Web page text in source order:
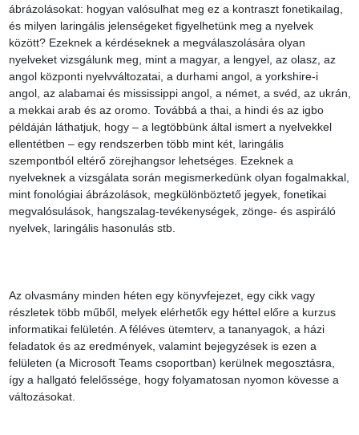
ábrázolásokat: hogyan valósulhat meg ez a kontraszt fonetikailag,
és milyen laringális jelenségeket figyelhetünk meg a nyelvek
között? Ezeknek a kérdéseknek a megválaszolására olyan
nyelveket vizsgálunk meg, mint a magyar, a lengyel, az olasz, az
angol központi nyelvváltozatai, a durhami angol, a yorkshire-i
angol, az alabamai és mississippi angol, a német, a svéd, az ukrán,
a mekkai arab és az oromo. Továbbá a thai, a hindi és az igbo
példáján láthatjuk, hogy – a legtöbbünk által ismert a nyelvekkel
ellentétben – egy rendszerben több mint két, laringális
szempontból eltérő zörejhangsor lehetséges. Ezeknek a
nyelveknek a vizsgálata során megismerkedünk olyan fogalmakkal,
mint fonológiai ábrázolások, megkülönböztető jegyek, fonetikai
megvalósulások, hangszalag-tevékenységek, zönge- és aspiráló
nyelvek, laringális hasonulás stb.
Az olvasmány minden héten egy könyvfejezet, egy cikk vagy
részletek több műből, melyek elérhetők egy héttel előre a kurzus
informatikai felületén. A féléves ütemterv, a tananyagok, a házi
feladatok és az eredmények, valamint bejegyzések is ezen a
felületen (a Microsoft Teams csoportban) kerülnek megosztásra,
így a hallgató felelőssége, hogy folyamatosan nyomon kövesse a
változásokat.